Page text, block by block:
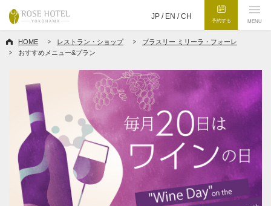
JP / EN /CH
予約する MENU
HOME レストラン・ショップ
ブラスリー ミリーラ・フォーレ
おすすめメニュー&プラン